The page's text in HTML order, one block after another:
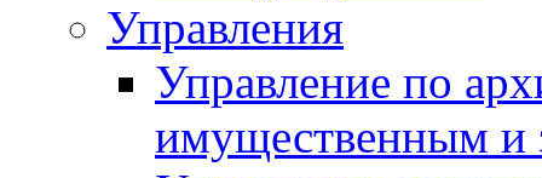
Управления
Управление по
имущественным и